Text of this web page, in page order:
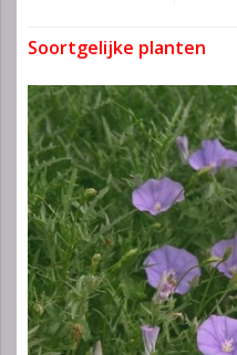
Soortgelijke planten